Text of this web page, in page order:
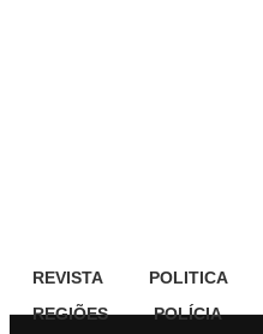
REVISTA POLITICA
REGIÕES
POLÍCIA